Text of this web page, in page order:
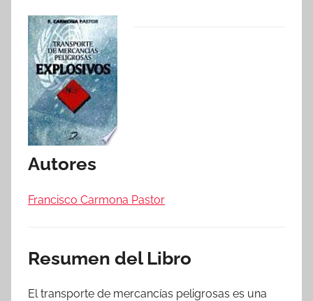
Autores
Francisco Carmona Pastor
Resumen del Libro
El transporte de mercancías peligrosas es una